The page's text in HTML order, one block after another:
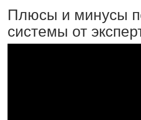
Плюсы и минусы
системы от